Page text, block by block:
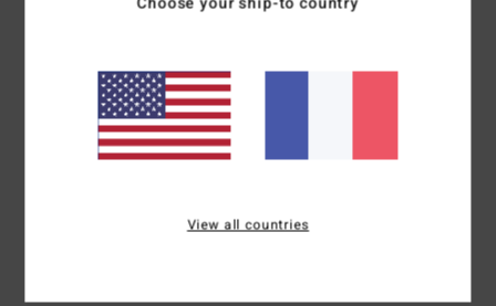
5.0
View all countries